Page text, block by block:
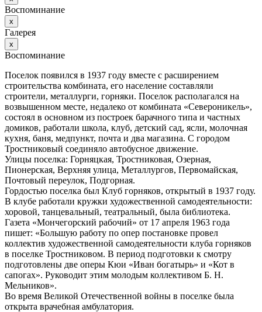
Воспоминание
х
Галерея
х
Воспоминание
Поселок появился в 1937 году вместе с расширением
строительства комбината, его население составляли
строители, металлурги, горняки. Поселок располагался на
возвышенном месте, недалеко от комбината «Североникель»,
состоял в основном из построек барачного типа и частных
домиков, работали школа, клуб, детский сад, ясли, молочная
кухня, баня, медпункт, почта и два магазина. С городом
Тростниковый соединяло автобусное движение.
Улицы поселка: Горняцкая, Тростниковая, Озерная,
Пионерская, Верхняя улица, Металлургов, Первомайская,
Почтовый переулок, Подгорная.
Гордостью поселка был Клуб горняков, открытый в 1937 году.
В клубе работали кружки художественной самодеятельности:
хоровой, танцевальный, театральный, была библиотека.
Газета «Мончегорский рабочий» от 17 апреля 1963 года
пишет: «Большую работу по опер постановке провел
коллектив художественной самодеятельности клуба горняков
в поселке Тростниковом. В период подготовки к смотру
подготовлены две оперы Кюи «Иван богатырь» и «Кот в
сапогах». Руководит этим молодым коллективом Б. Н.
Мельников».
Во время Великой Отечественной войны в поселке была
открыта врачебная амбулатория.